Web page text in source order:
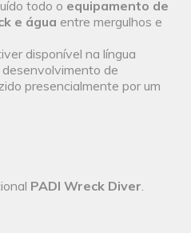
todo o equipamento de
e água entre mergulhos e
disponível na língua
de
presencialmente por um
PADI Wreck Diver.